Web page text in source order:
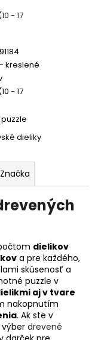
- 17
kreslené
- 17
dieliky
Značka
dielikov
a pre každého,
skúsenosť a
puzzle v
aj v tvare
nakopnutím
. Ak ste v
drevené